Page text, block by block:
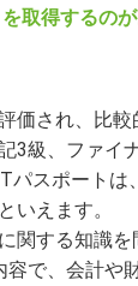
取得するの
価され、比較
3級、ファイ
パスポートは
いえます。
関する知識を
で、会計や